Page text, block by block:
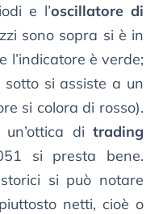
e l’oscillatore di
sono sopra si è in
l’indicatore è verde;
si assiste a un
si colora di rosso).
di trading
si presta bene.
si può notare
netti, cioè o